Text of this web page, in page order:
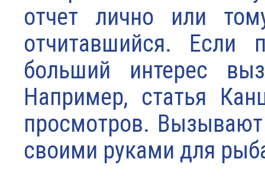
отчет лично или
отчитавшийся. Если
больший интерес
Например, статья
просмотров. Вызывают
своими руками для